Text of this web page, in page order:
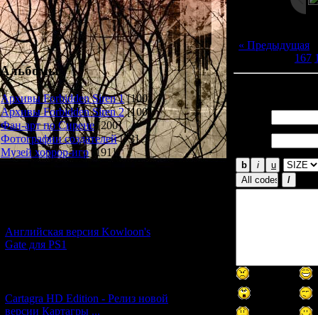
Альбомы
Архивы Forbidden Siren 1 [100]
Архивы Forbidden Siren 2 [100]
Фан-арт по Сирене [200]
Фотографии создателей [73]
Музей хоррор-игр
[191]
Английская версия Kowloon's
Gate для PS1
Cartagra HD Edition - Релиз новой
версии Картагры ...
« Предыдущая
167